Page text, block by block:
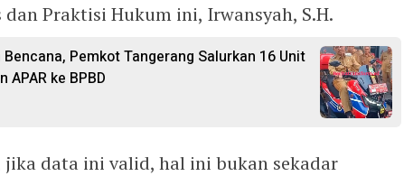
Praktisi Hukum ini, Irwansyah, S.H.
Pemkot Tangerang Salurkan 16 Unit
ke BPBD
data ini valid, hal ini bukan sekadar